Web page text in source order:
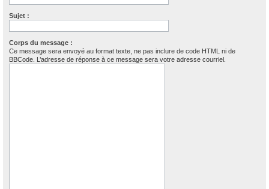
Sujet :
Corps du message :
Ce message sera envoyé au format texte, ne pas inclure de code HTML ni de
BBCode. L’adresse de réponse à ce message sera votre adresse courriel.